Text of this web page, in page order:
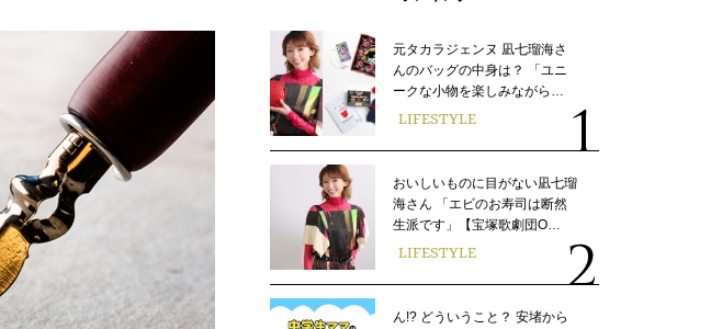
元タカラジェンヌ 凪七瑠海さ
んのバッグの中身は？ 「ユニ
ークな小物を楽しみながら…
LIFESTYLE
おいしいものに目がない凪七瑠
海さん 「エビのお寿司は断然
生派です」【宝塚歌劇団O…
LIFESTYLE
ん!? どういうこと？ 安堵から